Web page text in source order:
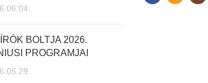
BOLTJA 2026.
PROGRAMJAI